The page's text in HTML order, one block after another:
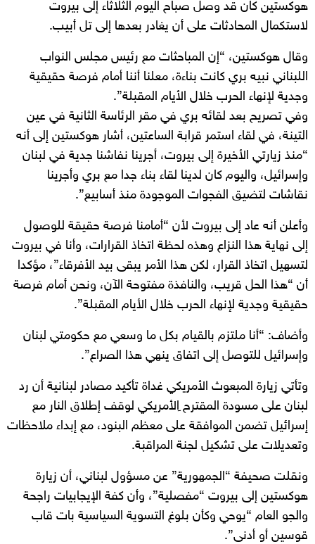
هوكستين كان قد وصل صباح اليوم الثلاثاء إلى بيروت
لاستكمال المحادثات على أن يغادر بعدها إلى تل أبيب.
وقال هوكستين، “إن المباحثات مع رئيس مجلس النواب
اللبناني نبيه بري كانت بناءة، معلنا أننا أمام فرصة حقيقية
وجدية لإنهاء الحرب خلال الأيام المقبلة”.
وفي تصريح بعد لقائه بري في مقر الرئاسة الثانية في عين
التينة، في لقاء استمر قرابة الساعتين، أشار هوكستين إلى أنه
“منذ زيارتي الأخيرة إلى بيروت، أجرينا نفاشنا جدية في لبنان
وإسرائيل، واليوم كان لدينا لقاء بناء جدا مع بري وأجرينا
نقاشات لتضيق الفجوات الموجودة منذ أسابيع”.
وأعلن أنه عاد إلى بيروت لأن “أمامنا فرصة حقيقة للوصول
إلى نهاية هذا النزاع وهذه لحظة اتخاذ القرارات، وأنا في بيروت
لتسهيل اتخاذ القرار، لكن هذا الأمر يبقى بيد الأفرقاء”، مؤكدا
أن “هذا الحل قريب، والنافذة مفتوحة الآن، ونحن أمام فرصة
حقيقية وجدية لإنهاء الحرب خلال الأيام المقبلة”.
وأضاف: “أنا ملتزم بالقيام بكل ما وسعي مع حكومتي لبنان
وإسرائيل للتوصل إلى اتفاق ينهي هذا الصراع”.
وتأتي زيارة المبعوث الأمريكي غداة تأكيد مصادر لبنانية أن رد
لبنان على مسودة المقترح ِالأمريكي لوقف إطلاق النار مع
إسرائيل تضمن الموافقة على معظم البنود، مع إبداء ملاحظات
وتعديلات على تشكيل لجنة المراقبة.
ونقلت صحيفة “الجمهورية” عن مسؤول لبناني، أن زيارة
هوكستين إلى بيروت “مفصلية”، وأن كفة الإيجابيات راجحة
والجو العام “يوحي وكأن بلوغ التسوية السياسية بات قاب
قوسين أو أدنى”.